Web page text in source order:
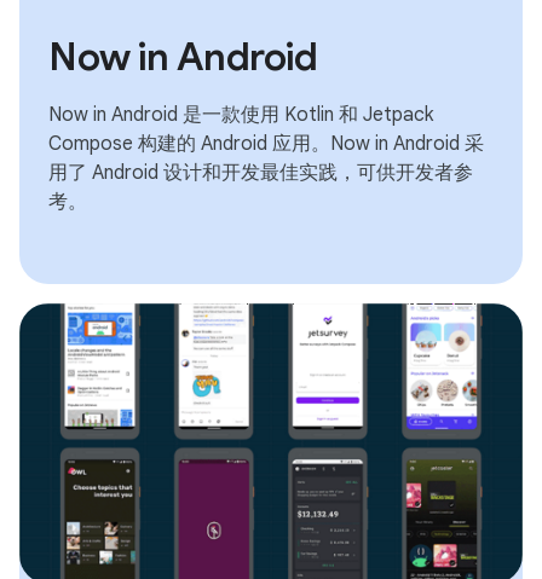
Now in Android
Now in Android 是一款使用 Kotlin 和 Jetpack
Compose 构建的 Android 应用。Now in Android 采
用了 Android 设计和开发最佳实践，可供开发者参
考。